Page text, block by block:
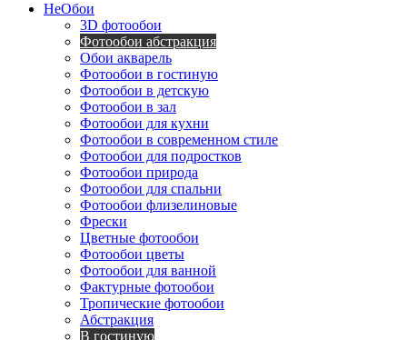
НеОбои
3D фотообои
Фотообои абстракция
Обои акварель
Фотообои в гостиную
Фотообои в детскую
Фотообои в зал
Фотообои для кухни
Фотообои в современном стиле
Фотообои для подростков
Фотообои природа
Фотообои для спальни
Фотообои флизелиновые
Фрески
Цветные фотообои
Фотообои цветы
Фотообои для ванной
Фактурные фотообои
Тропические фотообои
Абстракция
В гостиную